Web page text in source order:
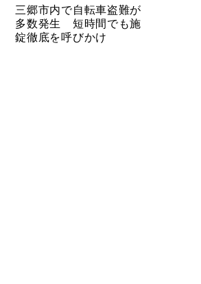
三郷市内で自転車盗難が
多数発生 短時間でも施
錠徹底を呼びかけ